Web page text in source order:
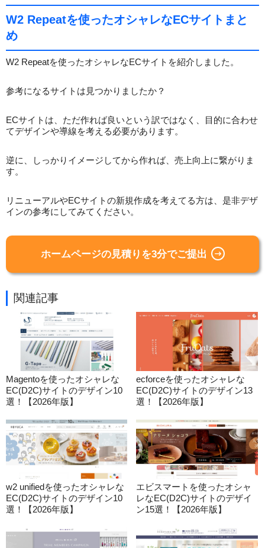
W2 Repeatを使ったオシャレなECサイトまと
め
W2 Repeatを使ったオシャレなECサイトを紹介しました。
参考になるサイトは見つかりましたか？
ECサイトは、ただ作れば良いという訳ではなく、目的に合わせ
てデザインや導線を考える必要があります。
逆に、しっかりイメージしてから作れば、売上向上に繋がりま
す。
リニューアルやECサイトの新規作成を考えてる方は、是非デザ
インの参考にしてみてください。
ホームページの見積りを3分でご提出
関連記事
Magentoを使ったオシャレな
EC(D2C)サイトのデザイン10
選！【2026年版】
ecforceを使ったオシャレな
EC(D2C)サイトのデザイン13
選！【2026年版】
w2 unifiedを使ったオシャレな
EC(D2C)サイトのデザイン10
選！【2026年版】
エビスマートを使ったオシャ
レなEC(D2C)サイトのデザイ
ン15選！【2026年版】